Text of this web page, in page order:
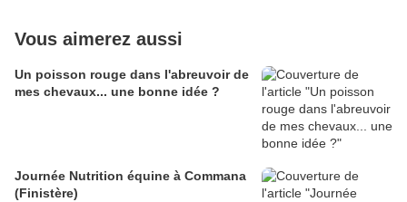
Vous aimerez aussi
Un poisson rouge dans l'abreuvoir de
mes chevaux... une bonne idée ?
Journée Nutrition équine à Commana
(Finistère)